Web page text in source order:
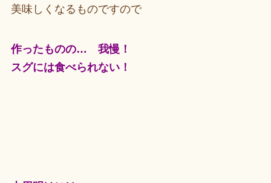
美味しくなるものですので
作ったものの… 我慢！
スグには食べられない！